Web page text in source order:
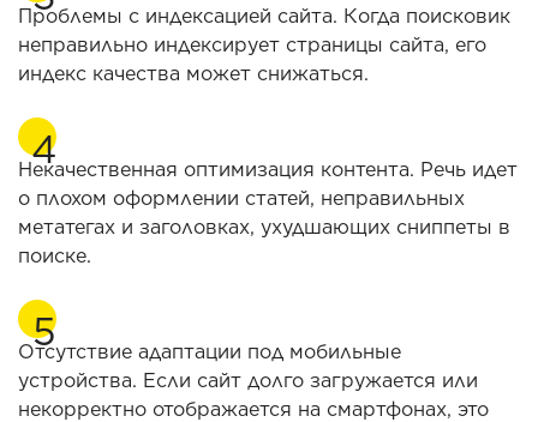
Проблемы с индексацией сайта. Когда поисковик
неправильно индексирует страницы сайта, его
индекс качества может снижаться.
Некачественная оптимизация контента. Речь идет
о плохом оформлении статей, неправильных
метатегах и заголовках, ухудшающих сниппеты в
поиске.
Отсутствие адаптации под мобильные
устройства. Если сайт долго загружается или
некорректно отображается на смартфонах, это